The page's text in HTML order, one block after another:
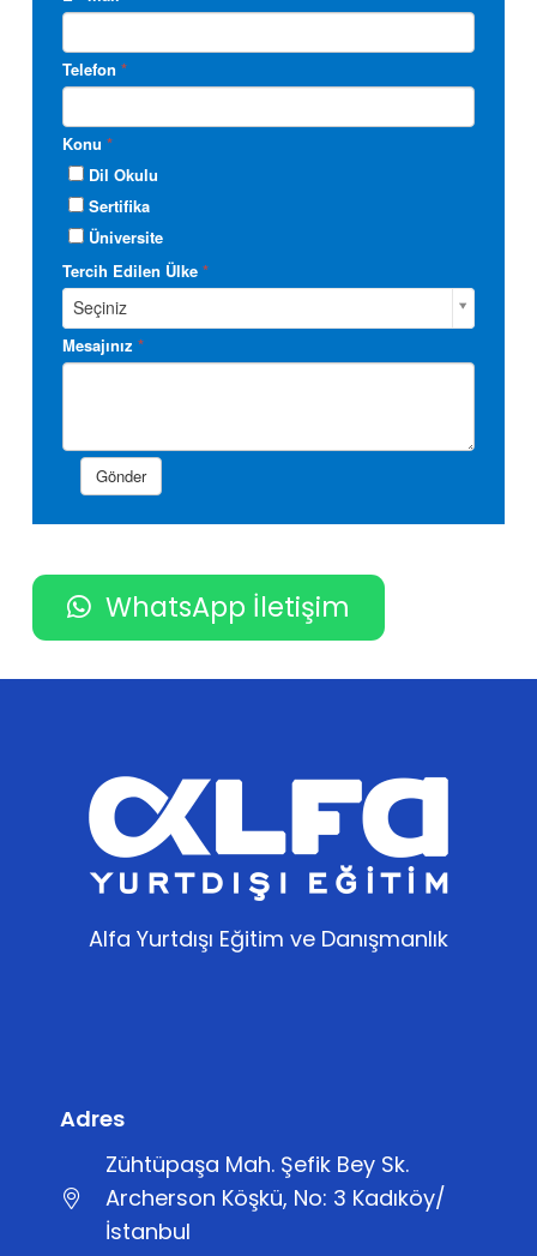
WhatsApp İletişim
Alfa Yurtdışı Eğitim ve Danışmanlık
Adres
Zühtüpaşa Mah. Şefik Bey Sk.
Archerson Köşkü, No: 3 Kadıköy/
İstanbul